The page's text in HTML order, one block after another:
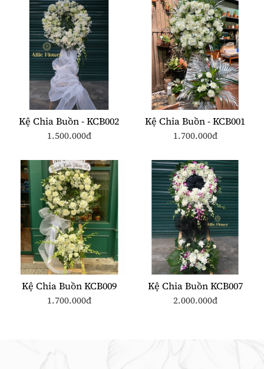
Kệ Chia Buồn - KCB002
1.500.000đ
Kệ Chia Buồn - KCB001
1.700.000đ
Kệ Chia Buồn KCB009
1.700.000đ
Kệ Chia Buồn KCB007
2.000.000đ